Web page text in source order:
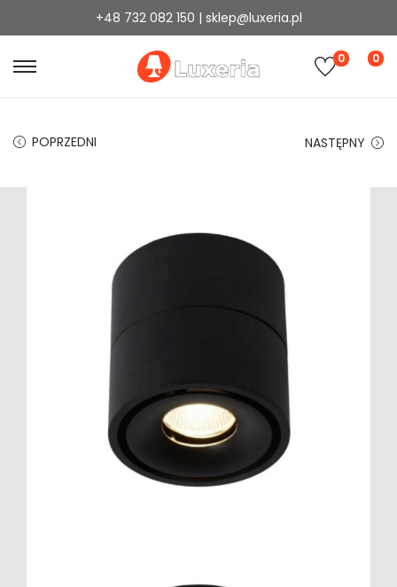
+48 732 082 150 | sklep@luxeria.pl
0 0
POPRZEDNI NASTĘPNY